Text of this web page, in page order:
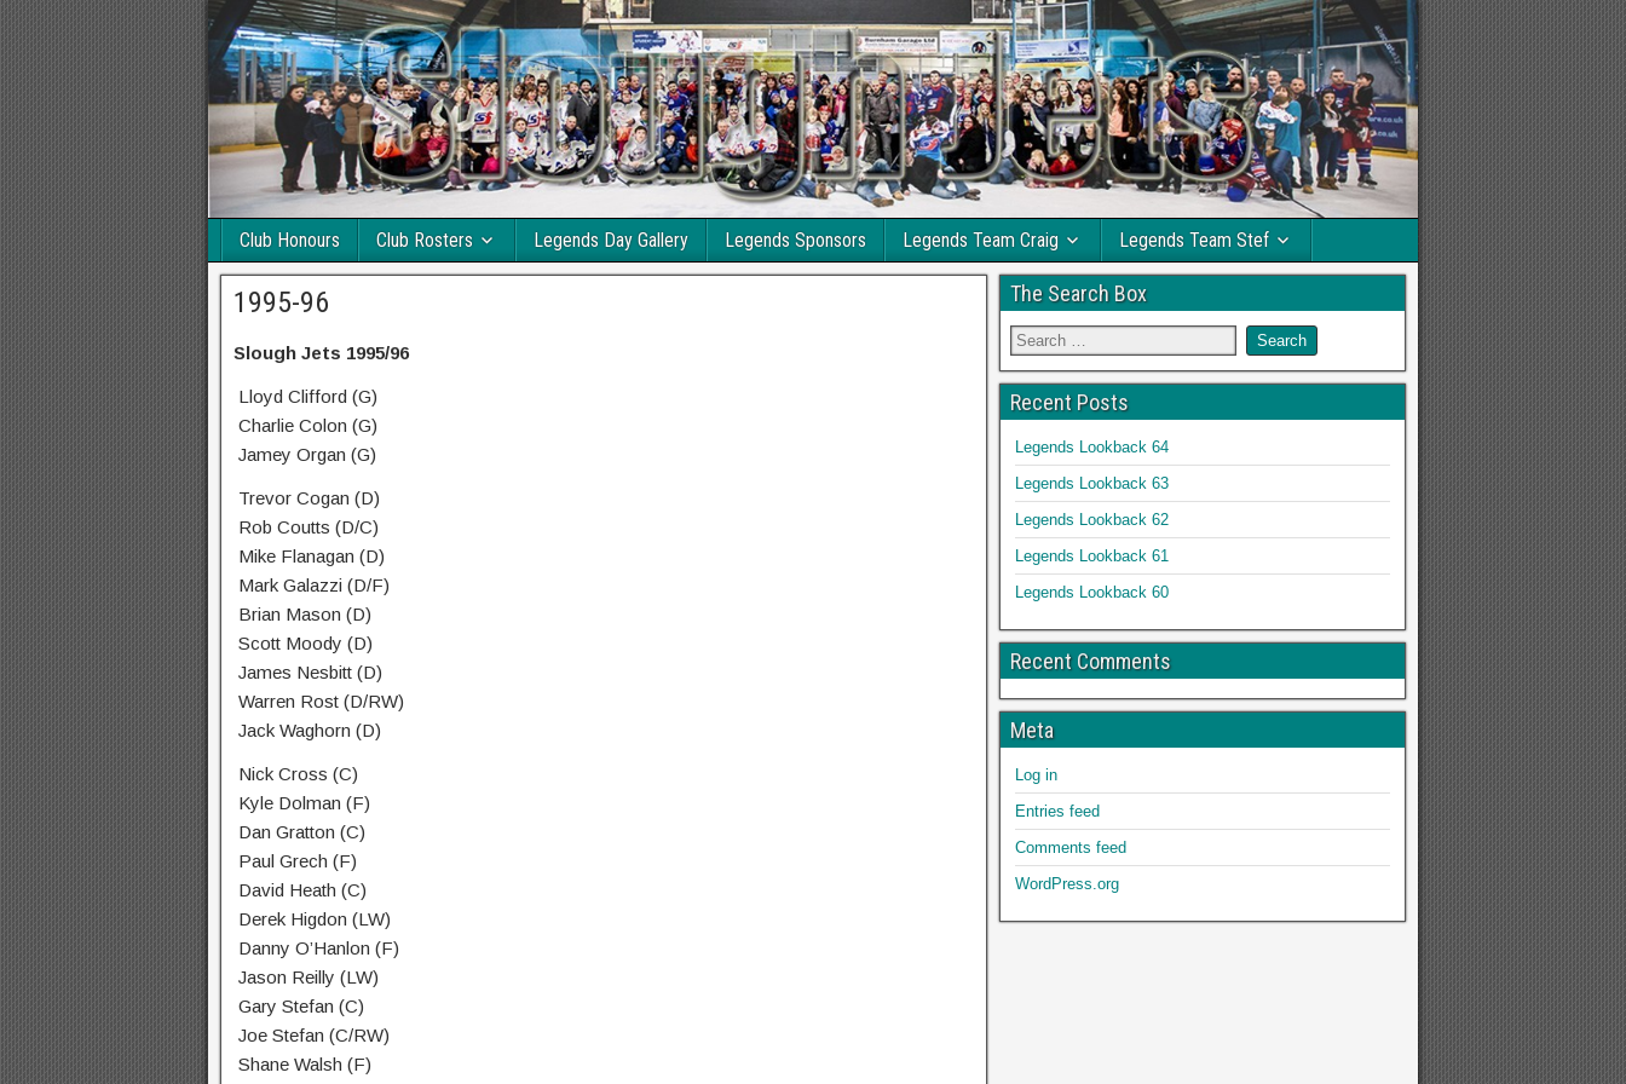
Club Honours Club Rosters Legends Day Gallery Legends Sponsors Legends Team Craig Legends Team Stef
1995-96
Slough Jets 1995/96
Lloyd Clifford (G)
Charlie Colon (G)
Jamey Organ (G)
Trevor Cogan (D)
Rob Coutts (D/C)
Mike Flanagan (D)
Mark Galazzi (D/F)
Brian Mason (D)
Scott Moody (D)
James Nesbitt (D)
Warren Rost (D/RW)
Jack Waghorn (D)
Nick Cross (C)
Kyle Dolman (F)
Dan Gratton (C)
Paul Grech (F)
David Heath (C)
Derek Higdon (LW)
Danny O’Hanlon (F)
Jason Reilly (LW)
Gary Stefan (C)
Joe Stefan (C/RW)
Shane Walsh (F)
The Search Box
Recent Posts
Legends Lookback 64
Legends Lookback 63
Legends Lookback 62
Legends Lookback 61
Legends Lookback 60
Recent Comments
Meta
Log in
Entries feed
Comments feed
WordPress.org